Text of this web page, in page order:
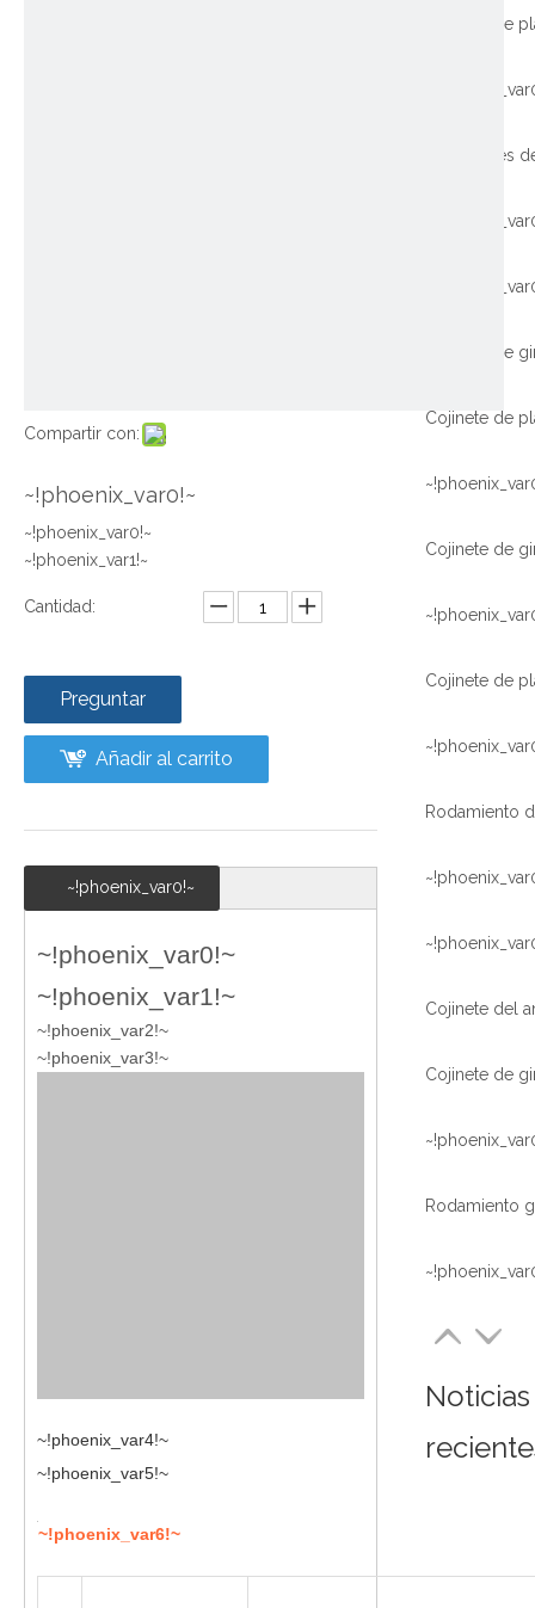
Compartir con:
~!phoenix_var0!~
~!phoenix_var0!~
~!phoenix_var1!~
Cantidad:
Preguntar
Añadir al carrito
~!phoenix_var0!~
~!phoenix_var0!~
~!phoenix_var1!~
~!phoenix_var2!~
~!phoenix_var3!~
~!phoenix_var4!~
~!phoenix_var5!~
~!phoenix_var6!~
Noticias